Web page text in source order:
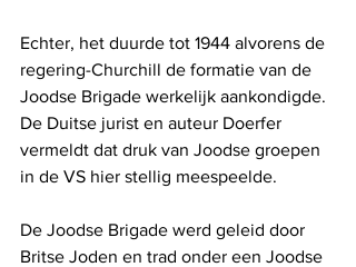
Echter, het duurde tot 1944 alvorens de
regering-Churchill de formatie van de
Joodse Brigade werkelijk aankondigde.
De Duitse jurist en auteur Doerfer
vermeldt dat druk van Joodse groepen
in de VS hier stellig meespeelde.
De Joodse Brigade werd geleid door
Britse Joden en trad onder een Joodse